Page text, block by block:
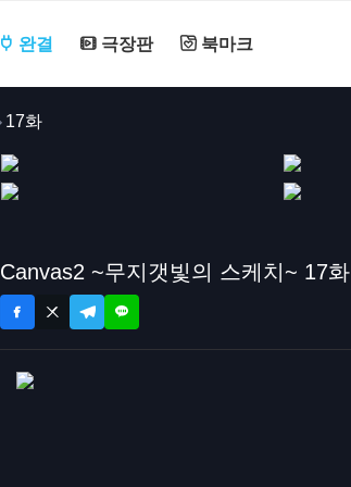
완결 극장판 북마크
17화
Canvas2 ~무지갯빛의 스케치~ 17화